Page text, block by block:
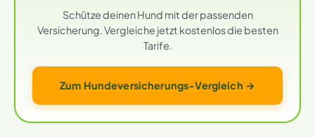
Schütze deinen Hund mit der passenden
Versicherung. Vergleiche jetzt kostenlos die besten
Tarife.
Zum Hundeversicherungs-Vergleich →